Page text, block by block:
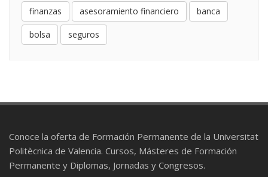
finanzas asesoramiento financiero banca
bolsa seguros
Conoce la oferta de Formación Permanente de la Universitat
Politècnica de Valencia. Cursos, Másteres de Formación
Permanente y Diplomas, Jornadas y Congresos.